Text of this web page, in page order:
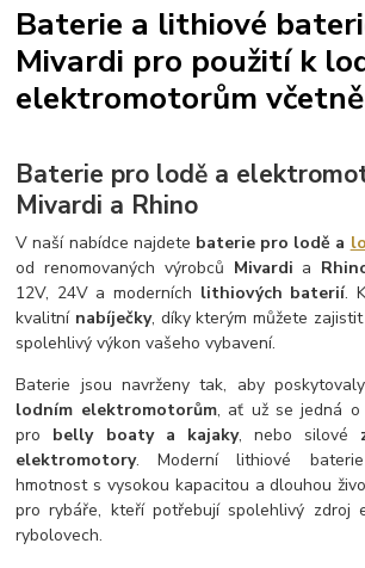
Baterie a lithiové
Mivardi pro použití k
elektromotorům
Baterie pro lodě a
Mivardi a Rhino
V naší nabídce najdete baterie pro lodě a
od renomovaných výrobců Mivardi a
12V, 24V a moderních lithiových baterií.
kvalitní nabíječky, díky kterým můžete
spolehlivý výkon vašeho vybavení.
Baterie jsou navrženy tak, aby poskytovaly
lodním elektromotorům, ať už se jedná o
pro belly boaty a kajaky, nebo silové
elektromotory. Moderní lithiové
hmotnost s vysokou kapacitou a dlouhou
pro rybáře, kteří potřebují spolehlivý zdroj
rybolovech.